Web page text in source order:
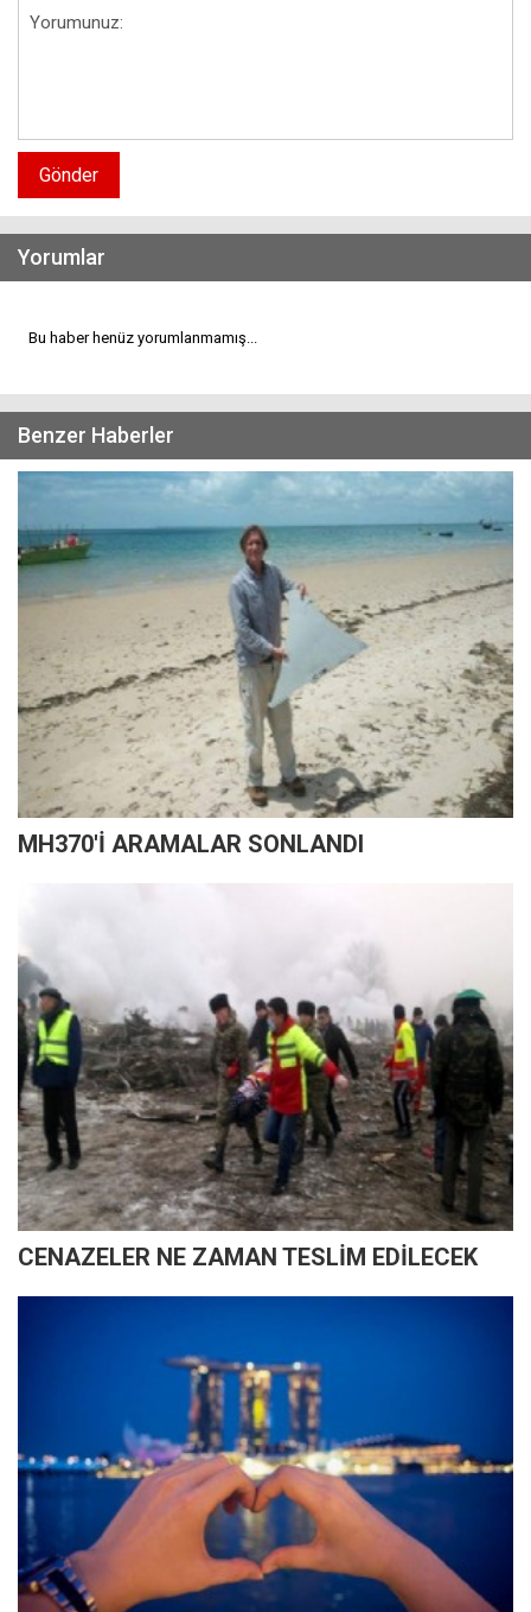
Gönder
Yorumlar
Bu haber henüz yorumlanmamış...
Benzer Haberler
MH370'İ ARAMALAR SONLANDI
CENAZELER NE ZAMAN TESLİM EDİLECEK